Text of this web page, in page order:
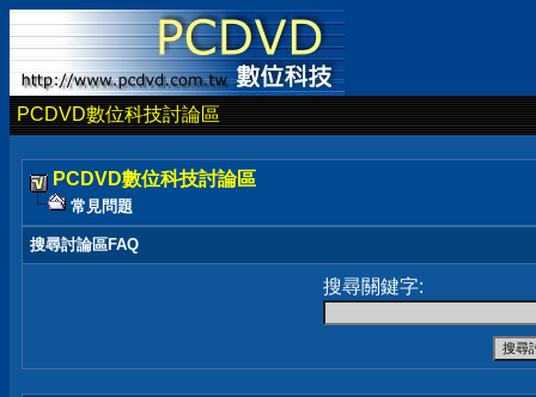
PCDVD數位科技討論區
PCDVD數位科技討論區
常見問題
搜尋討論區FAQ
搜尋關鍵字: